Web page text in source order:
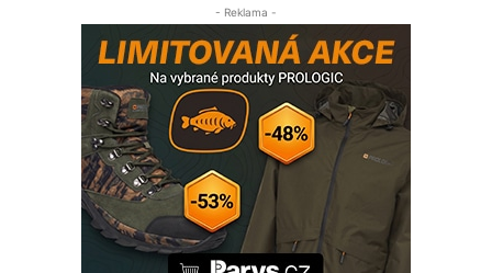
- Reklama -